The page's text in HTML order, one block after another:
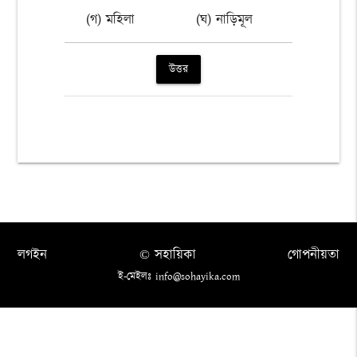
(গ) মহিলা (ঘ) নাড়িমূল
উত্তর
লগইন গোপনীয়তা
© সহায়িকা
ই-মেইলঃ info@sohayika.com